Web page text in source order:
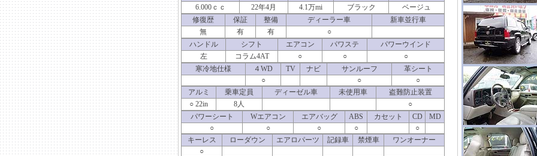
6.000ｃｃ
22年4月 4.1万mi ブラック
ベージュ
修復歴
保証 整備 ディーラー車
新車並行車
無
有 有
○
ハンドル
シフト エアコン パワステ
パワーウインド
左
コラム4AT ○ ○
○
寒冷地仕様
４WD TV ナビ サンルーフ
革シート
○
○
○
アルミ
乗車定員 ディーゼル車 未使用車
盗難防止装置
○ 22in
8人
○
パワーシート
Wエアコン エアバッグ ABS カセット CD
MD
○
○ ○ ○
○
キーレス
ローダウン エアロパーツ 記録車 禁煙車
ワンオーナー
○